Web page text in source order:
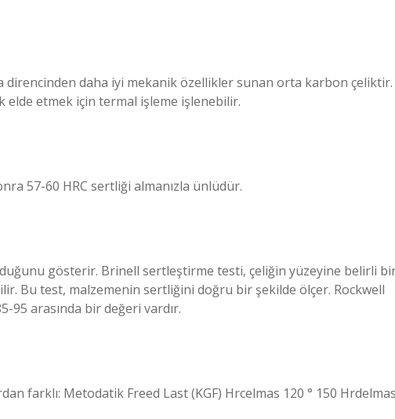
direncinden daha iyi mekanik özellikler sunan orta karbon çeliktir.
elde etmek için termal işleme işlenebilir.
57-60 HRC sertliği almanızla ünlüdür.
gösterir. Brinell sertleştirme testi, çeliğin yüzeyine belirli
Bu test, malzemenin sertliğini doğru bir şekilde ölçer. Rockwell
95 arasında bir değeri vardır.
farklı: Metodatik Freed Last (KGF) Hrcelmas 120 ° 150